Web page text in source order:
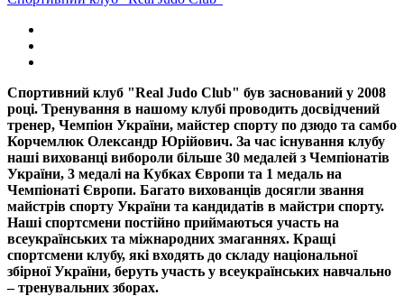
Спортивний клуб "Real Judo Club" був заснований у 2008
році. Тренування в нашому клубі проводить досвідчений
тренер, Чемпіон України, майстер спорту по дзюдо та самбо
Корчемлюк Олександр Юрійович. За час існування клубу
наші вихованці вибороли більше 30 медалей з Чемпіонатів
України, 3 медалі на Кубках Європи та 1 медаль на
Чемпіонаті Європи. Багато вихованців досягли звання
майстрів спорту України та кандидатів в майстри спорту.
Наші спортсмени постійно приймаються участь на
всеукраїнських та міжнародних змаганнях. Кращі
спортсмени клубу, які входять до складу національної
збірної України, беруть участь у всеукраїнських навчально
– тренувальних зборах.